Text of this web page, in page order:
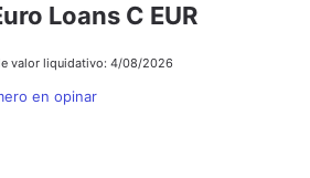
Loans C EUR
valor liquidativo: 4/08/2026
en opinar